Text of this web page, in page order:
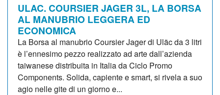
ULAC. COURSIER JAGER 3L, LA BORSA
AL MANUBRIO LEGGERA ED
ECONOMICA
La Borsa al manubrio Coursier Jager di Uläc da 3 litri
è l’ennesimo pezzo realizzato ad arte dall’azienda
taiwanese distribuita in Italia da Ciclo Promo
Components. Solida, capiente e smart, si rivela a suo
agio nelle gite di un giorno e...